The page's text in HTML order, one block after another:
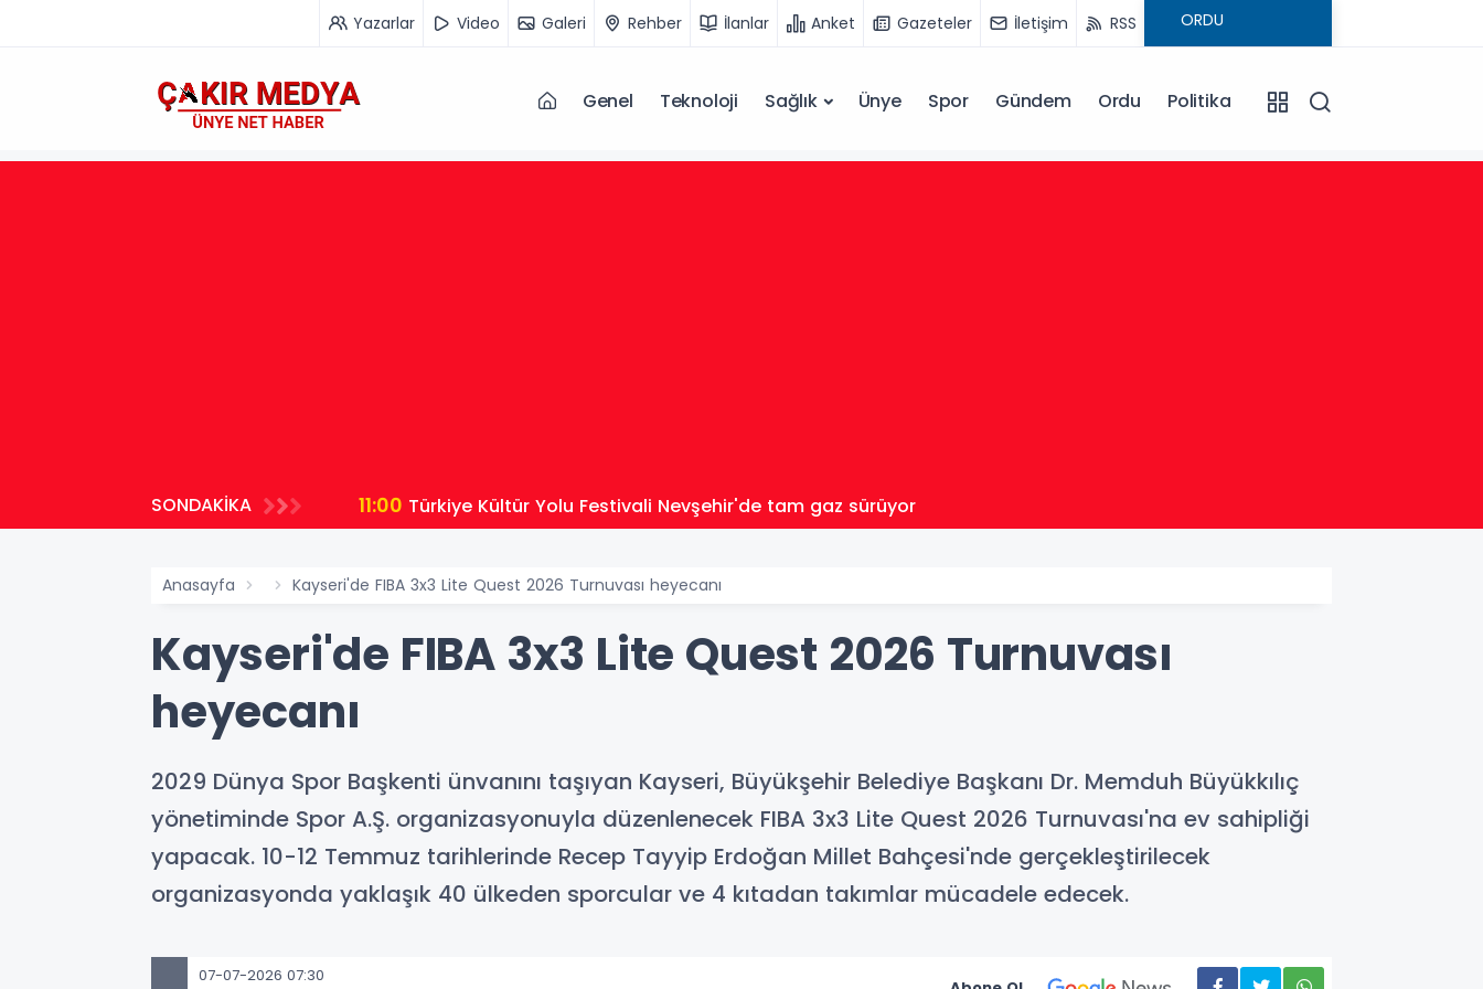
Yazarlar Video Galeri Rehber İlanlar Anket Gazeteler İletişim RSS
Genel Teknoloji Sağlık Ünye Spor Gündem Ordu Politika
SONDAKİKA 11:00 Türkiye Kültür Yolu Festivali Nevşehir'de tam gaz sürüyor
Anasayfa Kayseri'de FIBA 3x3 Lite Quest 2026 Turnuvası heyecanı
Kayseri'de FIBA 3x3 Lite Quest 2026 Turnuvası
heyecanı
2029 Dünya Spor Başkenti ünvanını taşıyan Kayseri, Büyükşehir Belediye Başkanı Dr. Memduh Büyükkılıç
yönetiminde Spor A.Ş. organizasyonuyla düzenlenecek FIBA 3x3 Lite Quest 2026 Turnuvası'na ev sahipliği
yapacak. 10-12 Temmuz tarihlerinde Recep Tayyip Erdoğan Millet Bahçesi'nde gerçekleştirilecek
organizasyonda yaklaşık 40 ülkeden sporcular ve 4 kıtadan takımlar mücadele edecek.
07-07-2026 07:30